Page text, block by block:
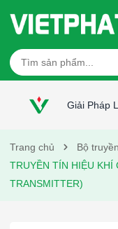
Giải Pháp
Trang chủ Bộ
TRUYỀN TÍN HIỆU KHÍ
TRANSMITTER)